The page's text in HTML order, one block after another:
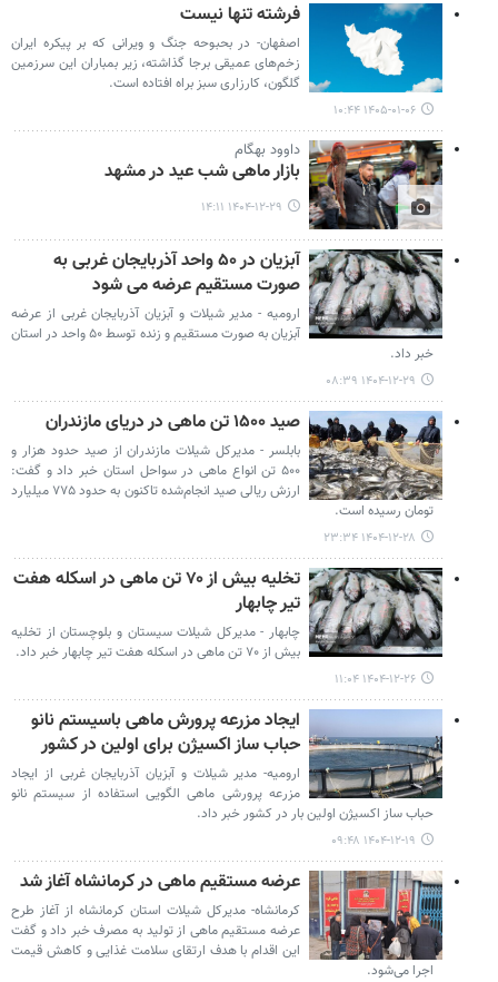
فرشته تنها نیست
اصفهان- در بحبوحه جنگ و ویرانی که بر پیکره ایران
زخم‌های عمیقی برجا گذاشته، زیر بمباران این سرزمین
گلگون، کارزاری سبز براه افتاده است.
۱۴۰۵-۰۱-۰۶ ۱۰:۴۴
داوود بهگام
بازار ماهی شب عید در مشهد
۱۴۰۴-۱۲-۲۹ ۱۴:۱۱
آبزیان در ۵۰ واحد آذربایجان غربی به
صورت مستقیم عرضه می شود
ارومیه - مدیر شیلات و آبزیان آذربایجان غربی از عرضه
آبزیان به صورت مستقیم و زنده توسط ۵۰ واحد در استان
خبر داد.
۱۴۰۴-۱۲-۲۹ ۰۸:۳۹
صید ۱۵۰۰ تن ماهی در دریای مازندران
بابلسر - مدیرکل شیلات مازندران از صید حدود هزار و
۵۰۰ تن انواع ماهی در سواحل استان خبر داد و گفت:
ارزش ریالی صید انجام‌شده تاکنون به حدود ۷۷۵ میلیارد
تومان رسیده است.
۱۴۰۴-۱۲-۲۸ ۲۳:۳۴
تخلیه بیش از ۷۰ تن ماهی در اسکله هفت
تیر چابهار
چابهار - مدیرکل شیلات سیستان و بلوچستان از تخلیه
بیش از ۷۰ تن ماهی در اسکله هفت تیر چابهار خبر داد.
۱۴۰۴-۱۲-۲۶ ۱۱:۰۴
ایجاد مزرعه پرورش ماهی باسیستم نانو
حباب ساز اکسیژن برای اولین در کشور
ارومیه- مدیر شیلات و آبزیان آذربایجان غربی از ایجاد
مزرعه پرورشی ماهی الگویی استفاده از سیستم نانو
حباب ساز اکسیژن اولین بار در کشور خبر داد.
۱۴۰۴-۱۲-۱۹ ۰۹:۴۸
عرضه مستقیم ماهی در کرمانشاه آغاز شد
کرمانشاه- مدیرکل شیلات استان کرمانشاه از آغاز طرح
عرضه مستقیم ماهی از تولید به مصرف خبر داد و گفت
این اقدام با هدف ارتقای سلامت غذایی و کاهش قیمت
اجرا می‌شود.